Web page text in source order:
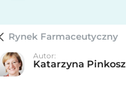
Rynek Farmaceutyczny
Autor:
Katarzyna Pinkosz